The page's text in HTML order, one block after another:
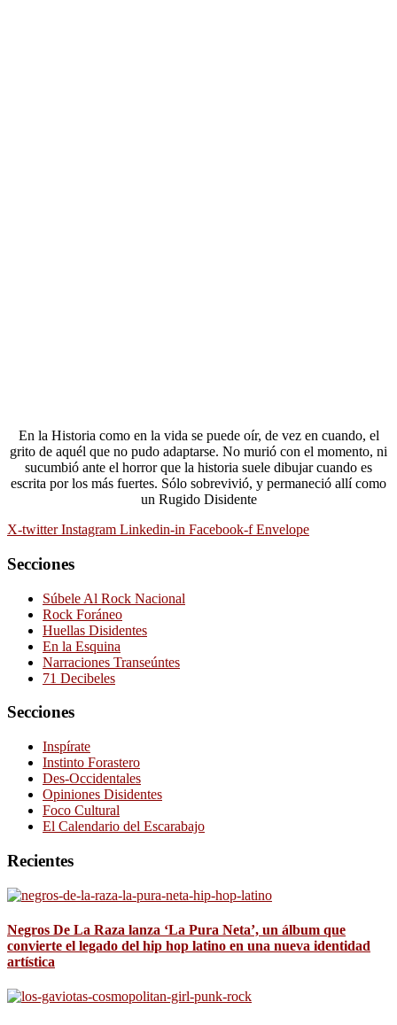
En la Historia como en la vida se puede oír, de vez en cuando, el
grito de aquél que no pudo adaptarse. No murió con el momento, ni
sucumbió ante el horror que la historia suele dibujar cuando es
escrita por los más fuertes. Sólo sobrevivió, y permaneció allí como
un Rugido Disidente
X-twitter Instagram Linkedin-in Facebook-f Envelope
Secciones
Súbele Al Rock Nacional
Rock Foráneo
Huellas Disidentes
En la Esquina
Narraciones Transeúntes
71 Decibeles
Secciones
Inspírate
Instinto Forastero
Des-Occidentales
Opiniones Disidentes
Foco Cultural
El Calendario del Escarabajo
Recientes
Negros De La Raza lanza ‘La Pura Neta’, un álbum que
convierte el legado del hip hop latino en una nueva identidad
artística